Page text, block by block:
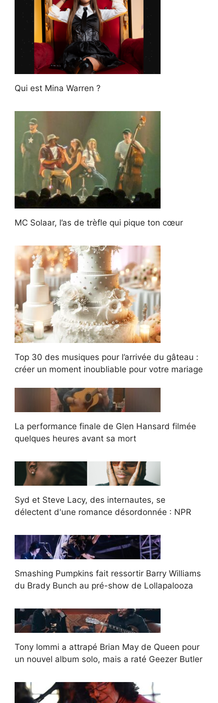
Qui est Mina Warren ?
MC Solaar, l’as de trèfle qui pique ton cœur
Top 30 des musiques pour l’arrivée du gâteau :
créer un moment inoubliable pour votre mariage
La performance finale de Glen Hansard filmée
quelques heures avant sa mort
Syd et Steve Lacy, des internautes, se
délectent d'une romance désordonnée : NPR
Smashing Pumpkins fait ressortir Barry Williams
du Brady Bunch au pré-show de Lollapalooza
Tony Iommi a attrapé Brian May de Queen pour
un nouvel album solo, mais a raté Geezer Butler